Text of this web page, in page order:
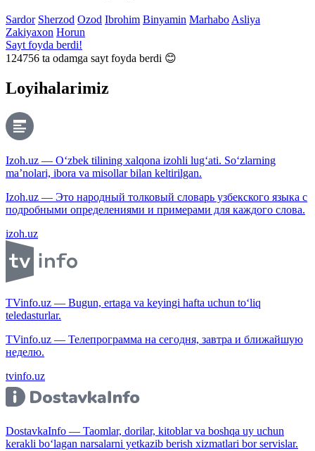
Sardor Sherzod Ozod Ibrohim Binyamin MarhaboAsliya
Zakiyaxon Horun
Sayt foyda berdi!
124756 ta odamga sayt foyda berdi 😊
Loyihalarimiz
Izoh.uz — O‘zbek tilining xalqona izohli lug‘ati. So‘zlarning
ma’nolari, ibora va misollar bilan keltirilgan.
Izoh.uz — Это народный толковый словарь узбекского языка с
подробными определениями и примерами для каждого слова.
izoh.uz
TVinfo.uz — Bugun, ertaga va keyingi hafta uchun to‘liq
teledasturlar.
TVinfo.uz — Телепрограмма на сегодня, завтра и ближайшую
неделю.
tvinfo.uz
DostavkaInfo — Taomlar, dorilar, kitoblar va boshqa uy uchun
kerakli bo‘lagan narsalarni yetkazib berish xizmatlari bor servislar.